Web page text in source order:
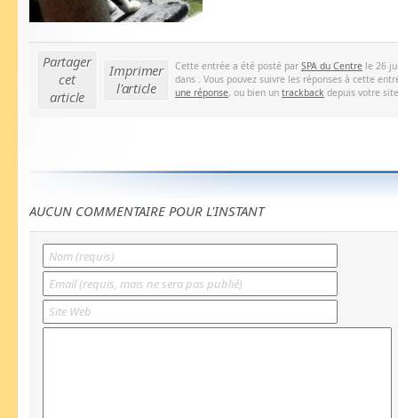
Partager
cet
article
Imprimer
l'article
Cette entrée a été posté par SPA du Centre le 26
dans . Vous pouvez suivre les réponses à cette
une réponse, ou bien un trackback depuis votre
AUCUN COMMENTAIRE POUR L'INSTANT